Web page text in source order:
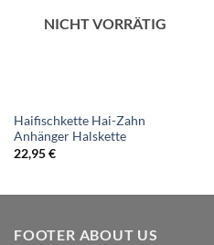
NICHT VORRÄTIG
Haifischkette Hai-Zahn
Anhänger Halskette
22,95€
FOOTER ABOUT US